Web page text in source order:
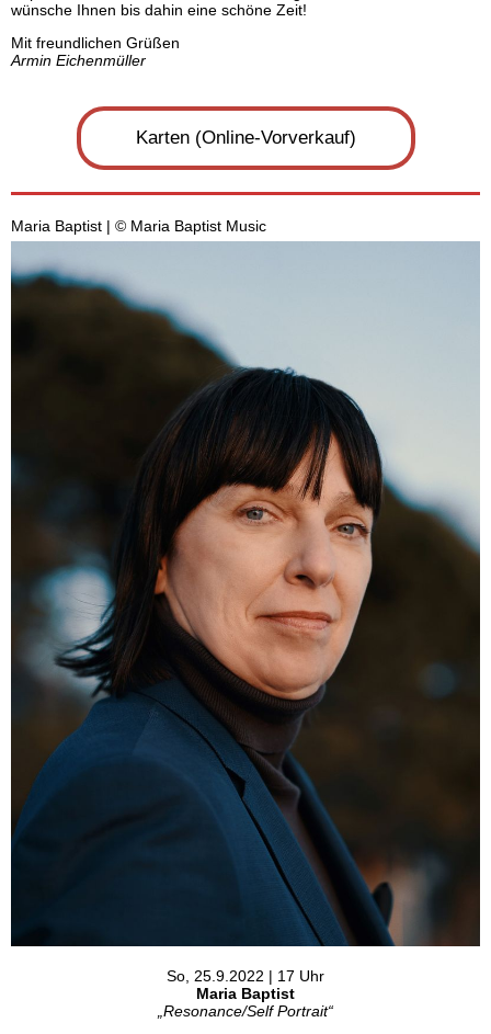
wünsche Ihnen bis dahin eine schöne Zeit!
Mit freundlichen Grüßen
Armin Eichenmüller
Karten (Online-Vorverkauf)
Maria Baptist | © Maria Baptist Music
So, 25.9.2022 | 17 Uhr
Maria Baptist
„Resonance/Self Portrait“